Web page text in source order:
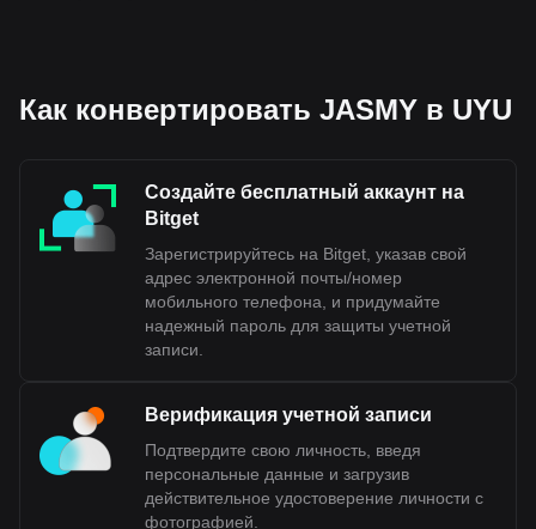
Как конвертировать JASMY в UYU
Создайте бесплатный аккаунт на
Bitget
Зарегистрируйтесь на Bitget, указав свой
адрес электронной почты/номер
мобильного телефона, и придумайте
надежный пароль для защиты учетной
записи.
Верификация учетной записи
Подтвердите свою личность, введя
персональные данные и загрузив
действительное удостоверение личности с
фотографией.